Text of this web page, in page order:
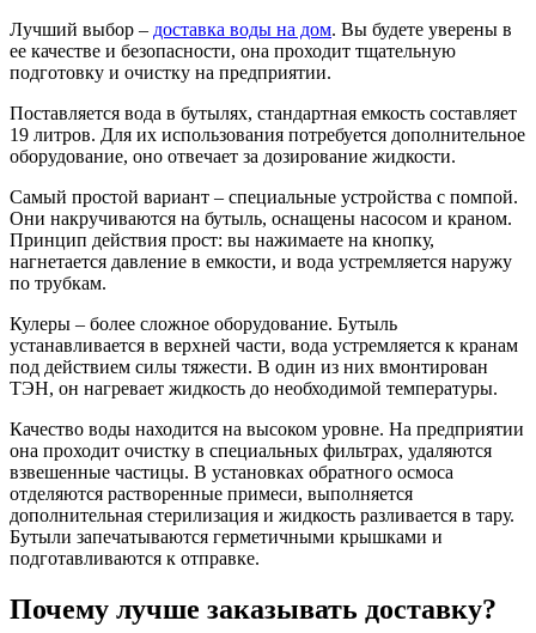
Лучший выбор – доставка воды на дом. Вы будете уверены в
ее качестве и безопасности, она проходит тщательную
подготовку и очистку на предприятии.
Поставляется вода в бутылях, стандартная емкость составляет
19 литров. Для их использования потребуется дополнительное
оборудование, оно отвечает за дозирование жидкости.
Самый простой вариант – специальные устройства с помпой.
Они накручиваются на бутыль, оснащены насосом и краном.
Принцип действия прост: вы нажимаете на кнопку,
нагнетается давление в емкости, и вода устремляется наружу
по трубкам.
Кулеры – более сложное оборудование. Бутыль
устанавливается в верхней части, вода устремляется к кранам
под действием силы тяжести. В один из них вмонтирован
ТЭН, он нагревает жидкость до необходимой температуры.
Качество воды находится на высоком уровне. На предприятии
она проходит очистку в специальных фильтрах, удаляются
взвешенные частицы. В установках обратного осмоса
отделяются растворенные примеси, выполняется
дополнительная стерилизация и жидкость разливается в тару.
Бутыли запечатываются герметичными крышками и
подготавливаются к отправке.
Почему лучше заказывать доставку?